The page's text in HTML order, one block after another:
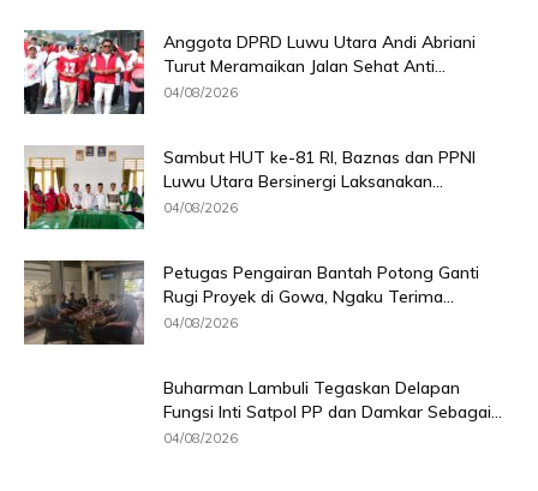
Anggota DPRD Luwu Utara Andi Abriani
Turut Meramaikan Jalan Sehat Anti...
04/08/2026
Sambut HUT ke-81 RI, Baznas dan PPNI
Luwu Utara Bersinergi Laksanakan...
04/08/2026
Petugas Pengairan Bantah Potong Ganti
Rugi Proyek di Gowa, Ngaku Terima...
04/08/2026
Buharman Lambuli Tegaskan Delapan
Fungsi Inti Satpol PP dan Damkar Sebagai...
04/08/2026